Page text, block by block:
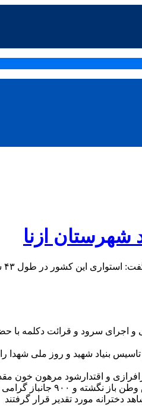
پاک شهدا جانبازان آزادگان و رزمندگان است.
سرود و قرائت دکلمه با
سرافرازی و اقتدارشود مرهون
دخترانه مورد تقدیر قرار گرفتند